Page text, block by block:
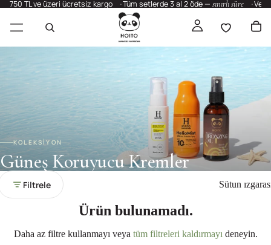
750 TL ve üzeri ücretsiz kargo Tüm setlerde 3 al 2 öde —sınırlı süre
KOLEKSİYON
Güneş Koruyucu Kremler
Filtrele Sütun
Ürün bulunamadı.
Daha az filtre kullanmayı veya tüm filtreleri kaldırmayı deneyin.